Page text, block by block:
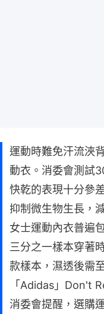
運動時難免汗流浹
動衣。消委會測試
快乾的表現十分參
抑制微生物生長，
女士運動內衣普遍
三分之一樣本穿著
款樣本，濕透後需
「Adidas」Don't
消委會提醒，選購